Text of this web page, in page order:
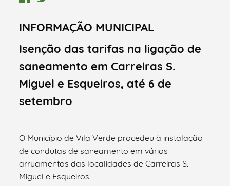
INFORMAÇÃO MUNICIPAL
Isenção das tarifas na ligação de
saneamento em Carreiras S.
Miguel e Esqueiros, até 6 de
setembro
O Município de Vila Verde procedeu à instalação
de condutas de saneamento em vários
arruamentos das localidades de Carreiras S.
Miguel e Esqueiros.